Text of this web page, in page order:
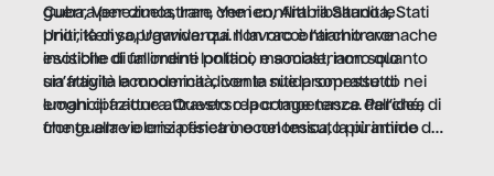
guerra per dimostrare che i conflitti ribaltano le
priorità di sopravvivenza. Il lavoro è l’architrave
invisibile di un ordine politico e sociale, non solo
un’attività economica: diventa nitida soprattutto nei
luoghi di frattura. Questo reportage nasce dall’idea
che guerre e crisi penetrino nel tessuto più intimo
Cuba, Venezuela, Iran, Yemen, Arabia Saudita, Stati
Uniti, Kenya, Uganda: qui non raccontiamo cronache
esotiche di fallimenti lontani, ma mostriamo quanto
sia fragile la modernità, con le sue promesse di
emancipazione attraverso la competenza. Perché, di
fronte alla violenza fisica o economica, la piramide del